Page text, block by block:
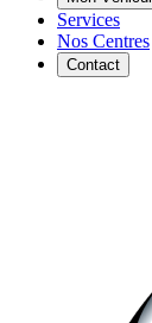
Services
Nos Centres
Contact